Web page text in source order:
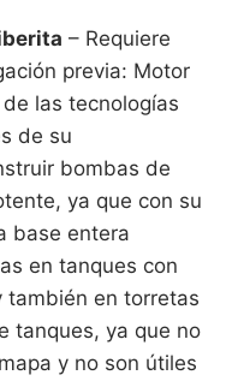
– Requiere
previa: Motor
las tecnologías
de su
bombas de
ya que con su
base entera
en tanques con
también en torretas
tanques, ya que no
y no son útiles